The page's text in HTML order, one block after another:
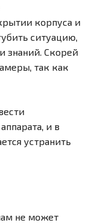
корпуса и
ситуацию,
знаний. Скорей
так как
и в
устранить
не может